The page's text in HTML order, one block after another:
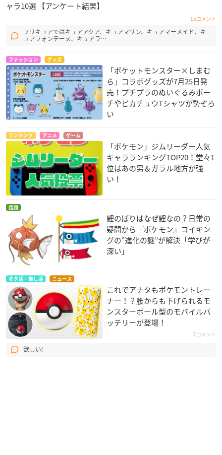
ャラ10選 【アンケート結果】
15コメント
プリキュアではキュアアクア、キュアマリン、キュアマーメイド、キ
ュアフォンテーヌ、キュアラ…
ファッション グッズ
「ポケットモンスター×しまむ
ら」コラボグッズが7月25日発
売！プチプラのぬいぐるみポー
チやピカチュウTシャツが勢ぞろ
い
ランキング アニメ ゲーム
「ポケモン」ジムリーダー人気
キャラランキングTOP20！堂々1
位はあの男＆ガラル地方が強
い！
話題
鯉のぼりはなぜ鯉なの？日常の
疑問から『ポケモン』コイキン
グの“進化の謎”が解決「学びが
深い」
オタ活・推し活 ニュース
これでアナタもポケモントレー
ナー！？腰からも下げられるモ
ンスターボール型のモバイルバ
ッテリーが登場！
7コメント
欲しい!